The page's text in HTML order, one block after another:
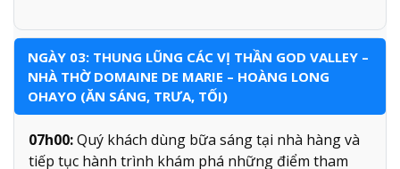
NGÀY 03: THUNG LŨNG CÁC VỊ THẦN GOD VALLEY –
NHÀ THỜ DOMAINE DE MARIE – HOÀNG LONG
OHAYO (ĂN SÁNG, TRƯA, TỐI)
07h00:Quý khách dùng bữa sáng tại nhà hàng và
tiếp tục hành trình khám phá những điểm tham